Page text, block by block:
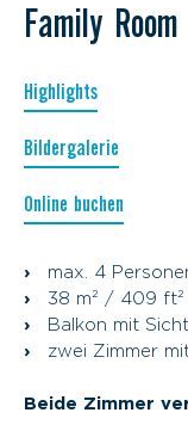
Family
Highlights
Bildergalerie
Online buchen
max. 4
38 m² / 409 ft²
Balkon mit
zwei Zimmer
Beide Zimmer